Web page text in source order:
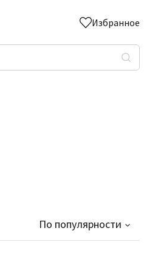
Избранное
По популярности